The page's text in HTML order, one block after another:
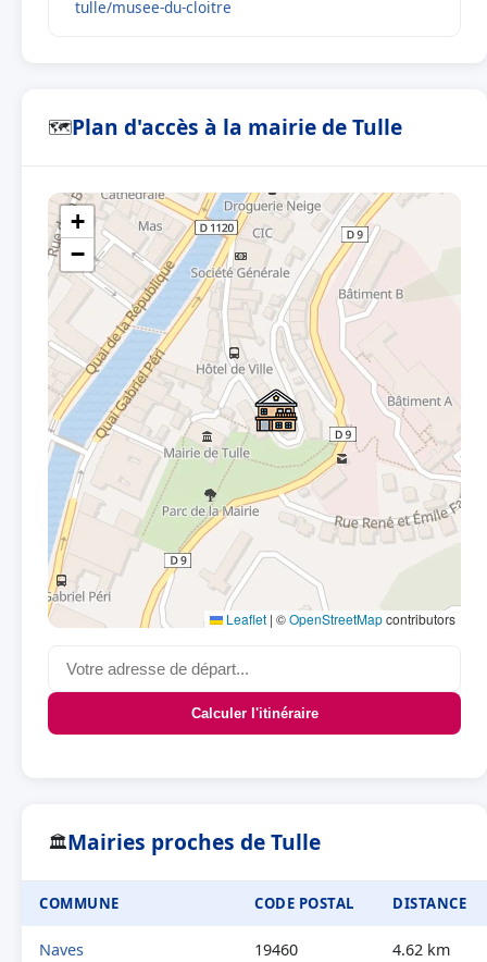
tulle/musee-du-cloitre
🗺Plan d'accès à la mairie de Tulle
+
−
Leaflet | ©OpenStreetMapcontributors
Calculer l'itinéraire
🏛Mairies proches de Tulle
COMMUNE CODE POSTAL DISTANCE
Naves 19460 4.62 km